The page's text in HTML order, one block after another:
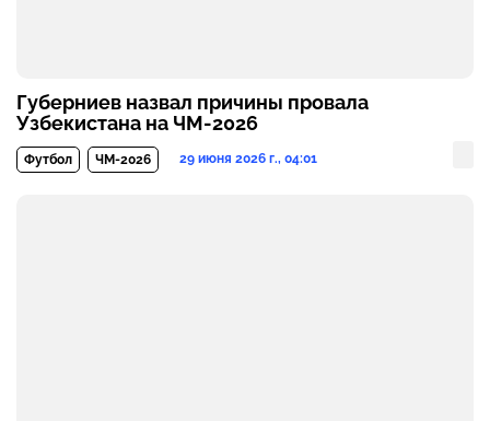
Губерниев назвал причины провала
Узбекистана на ЧМ-2026
Футбол ЧМ-2026 29 июня 2026 г., 04:01